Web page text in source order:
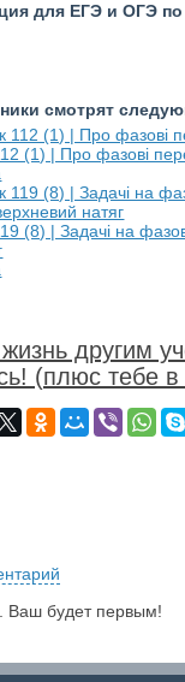
для ЕГЭ и ОГЭ
смотрят
(1) | Про фазові
(8) | Задачі на
другим
(плюс тебе в
Ваш будет первым!